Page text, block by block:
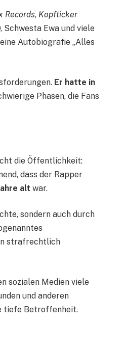
Records, Kopfticker
Ewa und viele
Autobiografie „Alles
Er hatte in
Phasen, die Fans
die Öffentlichkeit:
dass der Rapper
alt war.
sondern auch durch
strafrechtlich
sozialen Medien viele
und anderen
tiefe Betroffenheit.